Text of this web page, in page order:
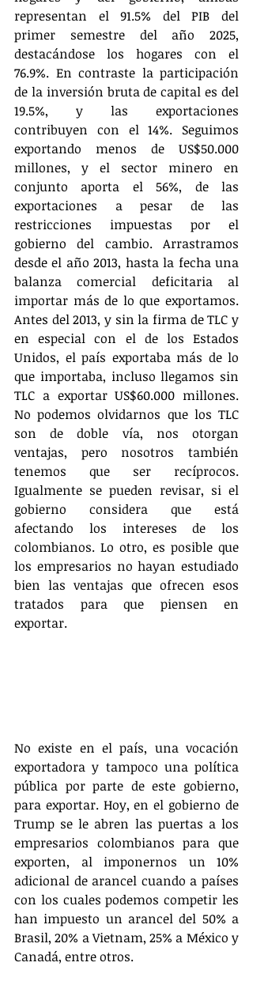
representan el 91.5% del PIB del
primer semestre del año 2025,
destacándose los hogares con el
76.9%. En contraste la participación
de la inversión bruta de capital es del
19.5%, y las exportaciones
contribuyen con el 14%. Seguimos
exportando menos de US$50.000
millones, y el sector minero en
conjunto aporta el 56%, de las
exportaciones a pesar de las
restricciones impuestas por el
gobierno del cambio. Arrastramos
desde el año 2013, hasta la fecha una
balanza comercial deficitaria al
importar más de lo que exportamos.
Antes del 2013, y sin la firma de TLC y
en especial con el de los Estados
Unidos, el país exportaba más de lo
que importaba, incluso llegamos sin
TLC a exportar US$60.000 millones.
No podemos olvidarnos que los TLC
son de doble vía, nos otorgan
ventajas, pero nosotros también
tenemos que ser recíprocos.
Igualmente se pueden revisar, si el
gobierno considera que está
afectando los intereses de los
colombianos. Lo otro, es posible que
los empresarios no hayan estudiado
bien las ventajas que ofrecen esos
tratados para que piensen en
exportar.
No existe en el país, una vocación
exportadora y tampoco una política
pública por parte de este gobierno,
para exportar. Hoy, en el gobierno de
Trump se le abren las puertas a los
empresarios colombianos para que
exporten, al imponernos un 10%
adicional de arancel cuando a países
con los cuales podemos competir les
han impuesto un arancel del 50% a
Brasil, 20% a Vietnam, 25% a México y
Canadá, entre otros.